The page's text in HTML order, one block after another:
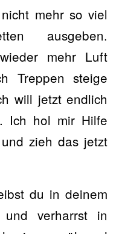
mehr so viel
ausgeben.
mehr Luft
Treppen steige
will jetzt endlich
Ich hol mir Hilfe
zieh das jetzt
du in deinem
und verharrst in